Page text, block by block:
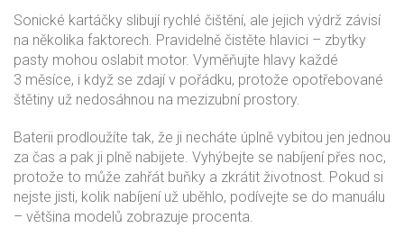
Sonické kartáčky slibují rychlé čištění, ale jejich výdrž závisí
na několika faktorech. Pravidelně čistěte hlavici – zbytky
pasty mohou oslabit motor. Vyměňujte hlavy každé
3 měsíce, i když se zdají v pořádku, protože opotřebované
štětiny už nedosáhnou na mezizubní prostory.
Baterii prodloužíte tak, že ji necháte úplně vybitou jen jednou
za čas a pak ji plně nabijete. Vyhýbejte se nabíjení přes noc,
protože to může zahřát buňky a zkrátit životnost. Pokud si
nejste jisti, kolik nabíjení už uběhlo, podívejte se do manuálu
– většina modelů zobrazuje procenta.